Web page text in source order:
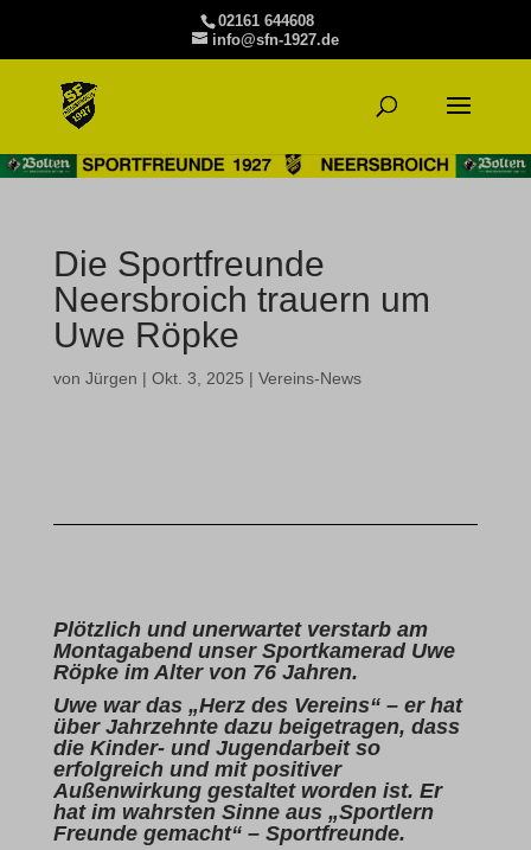
02161 644608
info@sfn-1927.de
Die Sportfreunde
Neersbroich trauern um
Uwe Röpke
von Jürgen | Okt. 3, 2025 | Vereins-News
Plötzlich und unerwartet verstarb am
Montagabend unser Sportkamerad Uwe
Röpke im Alter von 76 Jahren.
Uwe war das „Herz des Vereins“ – er hat
über Jahrzehnte dazu beigetragen, dass
die Kinder- und Jugendarbeit so
erfolgreich und mit positiver
Außenwirkung gestaltet worden ist. Er
hat im wahrsten Sinne aus „Sportlern
Freunde gemacht“ – Sportfreunde.